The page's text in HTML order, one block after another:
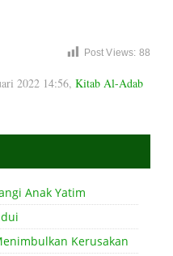
Post Views: 88
2022 14:56, Kitab Al-Adab
Anak Yatim
Kerusakan